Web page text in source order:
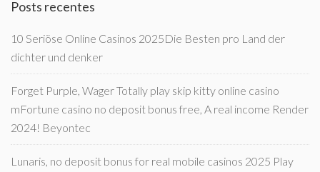
Posts recentes
10 Seriöse Online Casinos 2025Die Besten pro Land der
dichter und denker
Forget Purple, Wager Totally play skip kitty online casino
mFortune casino no deposit bonus free, A real income Render
2024! Beyontec
Lunaris, no deposit bonus for real mobile casinos 2025 Play